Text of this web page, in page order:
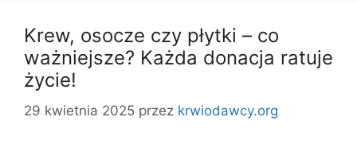
Krew, osocze czy płytki – co
ważniejsze? Każda donacja ratuje
życie!
29 kwietnia 2025 przez krwiodawcy.org